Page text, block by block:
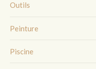
Outils
Peinture
Piscine